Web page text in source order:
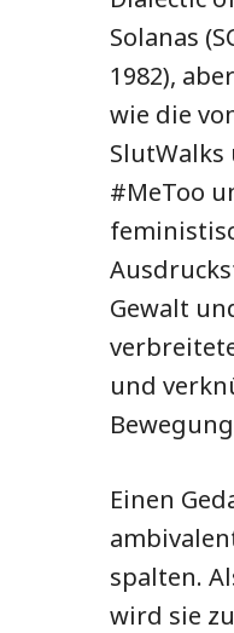
Solanas
1982),
wie die
SlutWalks
#MeToo
Gewalt
und
Einen
spalten.
wird sie